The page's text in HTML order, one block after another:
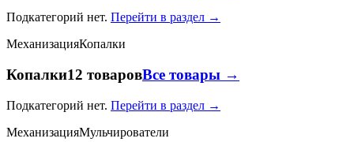
Подкатегорий нет. Перейти в раздел →
МеханизацияКопалки
Копалки12 товаровВсе товары →
Подкатегорий нет. Перейти в раздел →
МеханизацияМульчирователи